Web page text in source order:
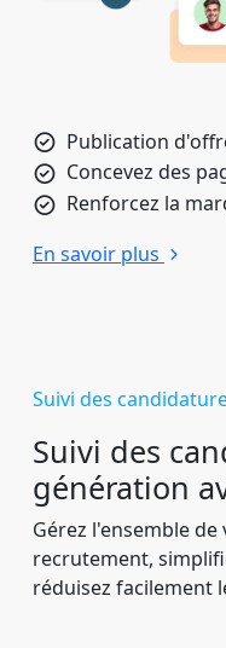
Publication
Concevez des
Renforcez la
En savoir plus
Suivi des
Suivi des
génération
Gérez l'ensemble
recrutement,
réduisez facilement